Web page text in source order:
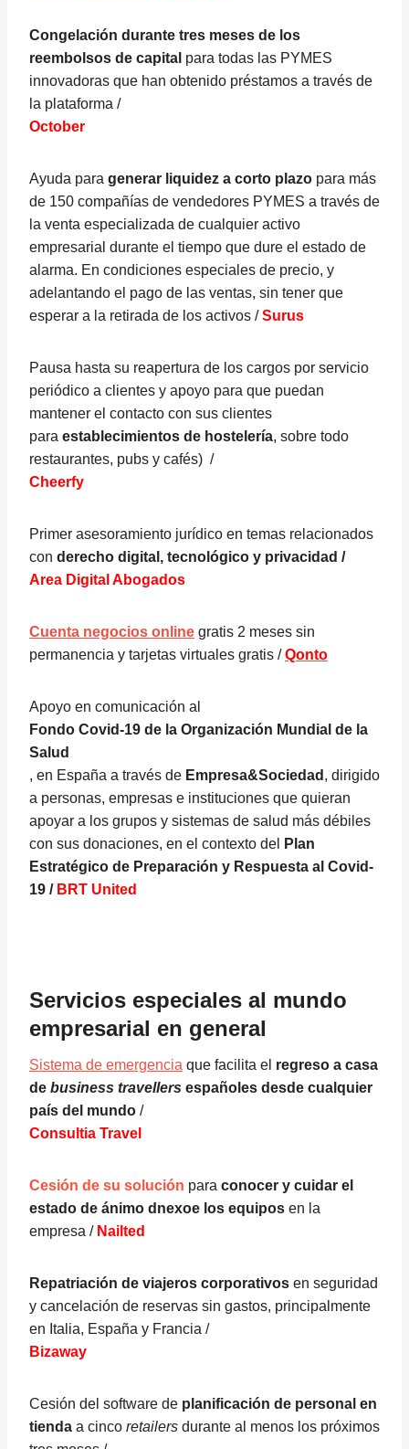
Congelación durante tres meses de los
reembolsos de capital para todas las PYMES
innovadoras que han obtenido préstamos a través de
la plataforma /
October
Ayuda para generar liquidez a corto plazo para más
de 150 compañías de vendedores PYMES a través de
la venta especializada de cualquier activo
empresarial durante el tiempo que dure el estado de
alarma. En condiciones especiales de precio, y
adelantando el pago de las ventas, sin tener que
esperar a la retirada de los activos /Surus
Pausa hasta su reapertura de los cargos por servicio
periódico a clientes y apoyo para que puedan
mantener el contacto con sus clientes
para establecimientos de hostelería, sobre todo
restaurantes, pubs y cafés) /
Cheerfy
Primer asesoramiento jurídico en temas relacionados
con derecho digital, tecnológico y privacidad /
Area Digital Abogados
Cuenta negocios online gratis 2 meses sin
permanencia y tarjetas virtuales gratis /Qonto
Apoyo en comunicación al
Fondo Covid-19 de la Organización Mundial de la
Salud
, en España a través de Empresa&Sociedad , dirigido
a personas, empresas e instituciones que quieran
apoyar a los grupos y sistemas de salud más débiles
con sus donaciones, en el contexto del
Plan
Estratégico de Preparación y Respuesta al Covid-
19 / BRT United
Servicios especiales al mundo
empresarial en general
Sistema de emergencia que facilita el regreso a casa
de business travellers españoles desde cualquier
país del mundo /
Consultia Travel
Cesión de su solución para conocer y cuidar el
estado de ánimo dnexoe los equipos en la
empresa / Nailted
Repatriación de viajeros corporativos en seguridad
y cancelación de reservas sin gastos, principalmente
en Italia, España y Francia /
Bizaway
Cesión del software de planificación de personal en
tienda a cinco retailers durante al menos los próximos